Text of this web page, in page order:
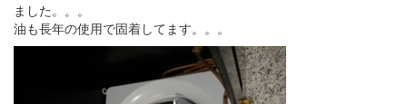
ました。。。
油も長年の使用で固着してます。。。